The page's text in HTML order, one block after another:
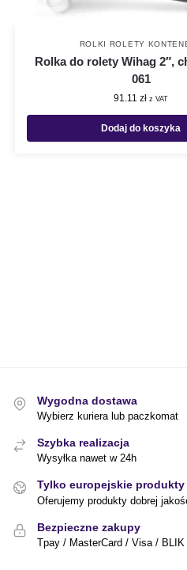
ROLKI ROLETY
Rolka do rolety Wihag 2″,
061
91.11zł z VAT
Dodaj do koszyka
Wygodna dostawa
Wybierz kuriera lub paczkomat
Szybka realizacja
Wysyłka nawet w 24h
Tylko europejskie produkty
Oferujemy produkty dobrej
Bezpieczne zakupy
Tpay / MasterCard / Visa / BLIK